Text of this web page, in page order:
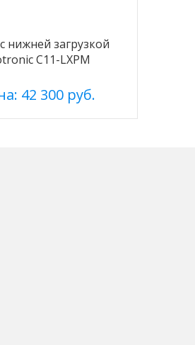
нижней загрузкой
C11-LXPM
42 300 руб.